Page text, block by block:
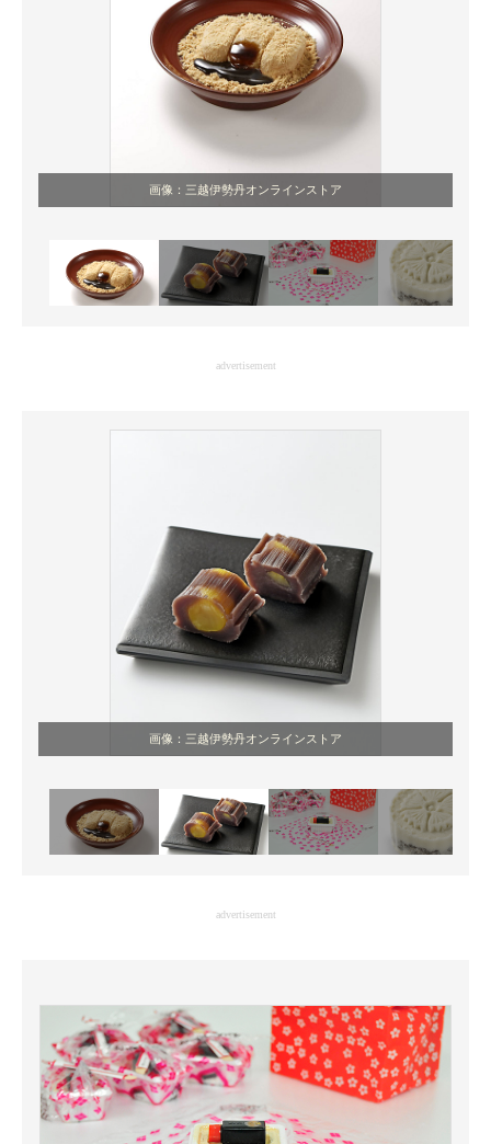
好きが集まる 比べて選べる
ビジネスと働き方のヒント
経営リーダーのコミュニティ
マーケ×ITの今がよく分かる
ITエンジニア向け専門サイト
製造業のIT導入・活用を支援
エレクトロニクス専門サイト
電子設計の基本と応用
エネルギーの専門メディア
建設×テクノロジーの最前線
画像：三越伊勢丹オンラインストア
advertisement
画像：三越伊勢丹オンラインストア
advertisement